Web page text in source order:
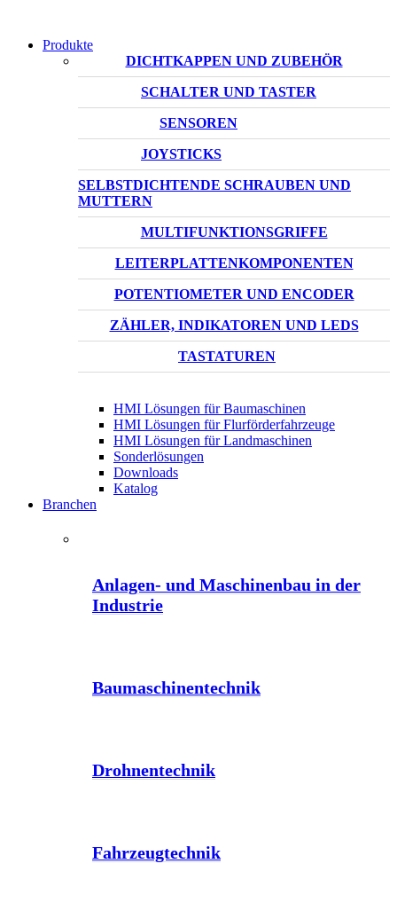
Produkte
DICHTKAPPEN UND ZUBEHÖR
SCHALTER UND TASTER
SENSOREN
JOYSTICKS
SELBSTDICHTENDE SCHRAUBEN UND
MUTTERN
MULTIFUNKTIONSGRIFFE
LEITERPLATTENKOMPONENTEN
POTENTIOMETER UND ENCODER
ZÄHLER, INDIKATOREN UND LEDS
TASTATUREN
HMI Lösungen für Baumaschinen
HMI Lösungen für Flurförderfahrzeuge
HMI Lösungen für Landmaschinen
Sonderlösungen
Downloads
Katalog
Branchen
Anlagen- und Maschinenbau in der
Industrie
Baumaschinentechnik
Drohnentechnik
Fahrzeugtechnik